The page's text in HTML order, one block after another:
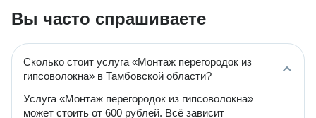
Вы часто спрашиваете
Сколько стоит услуга «Монтаж перегородок из
гипсоволокна» в Тамбовской области?
Услуга «Монтаж перегородок из гипсоволокна»
может стоить от 600 рублей. Всё зависит